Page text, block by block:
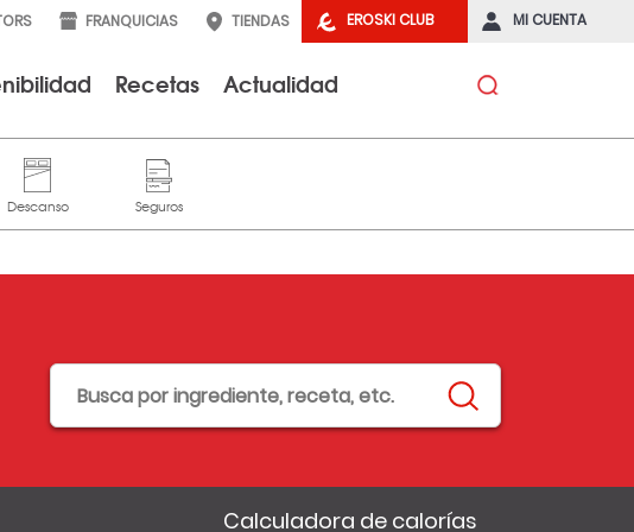
EROSKI CLUB MI CUENTA
FRANQUICIAS TIENDAS
Recetas Actualidad
Calculadora de calorías